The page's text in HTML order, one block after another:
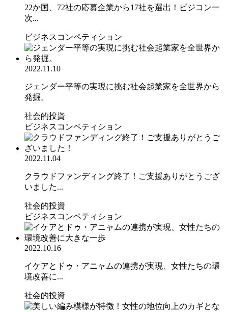
22か国、72社の応募企業から17社を選出！ビジコン一
次...
ビジネスコンペティション
2022.11.10
ジェンダー平等の実現に挑む社会起業家を全世界から
発掘。
社会的投資
ビジネスコンペティション
2022.11.04
クラウドファンディング終了！ご支援ありがとうござ
いました...
社会的投資
ビジネスコンペティション
2022.10.16
イケアとドゥ・アニャムの連携が実現、女性たちの環
境改善に...
社会的投資